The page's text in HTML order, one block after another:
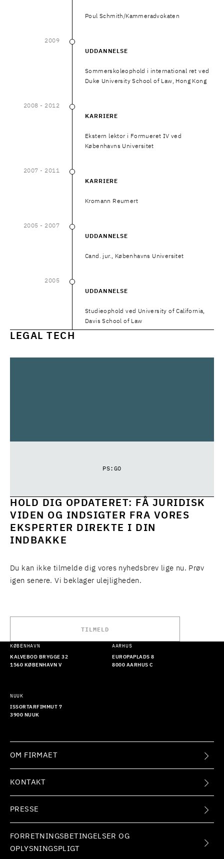
Poul Schmith/Kammeradvokaten
2009
UDDANNELSE
Sommerskoleophold i international ret ved
Duke University School of Law, Hong Kong
2008 - 2012
KARRIERE
Ekstern lektor i Formueret IV ved
Københavns Universitet
2007 - 2011
KARRIERE
Kromann Reumert
2005 - 2007
UDDANNELSE
Cand. jur., Københavns Universitet
2005
UDDANNELSE
Studieophold ved University of California,
Davis School of Law
LEGAL TECH
PS:GO
HOLD DIG OPDATERET: FÅ JURIDISK
VIDEN OG INDSIGTER FRA VORES
EKSPERTER DIREKTE I DIN
INDBAKKE
Du kan ikke tilmelde dig vores nyhedsbrev lige nu. Prøv
igen senere. Vi beklager ulejligheden.
TILMELD
KØBENHAVN
KALVEBOD BRYGGE 32
1560 KØBENHAVN V
AARHUS
EUROPAPLADS 8
8000 AARHUS C
NUUK
ISSORTARFIMMUT 7
3900 NUUK
OM FIRMAET
KONTAKT
PRESSE
FORRETNINGSBETINGELSER OG
OPLYSNINGSPLIGT